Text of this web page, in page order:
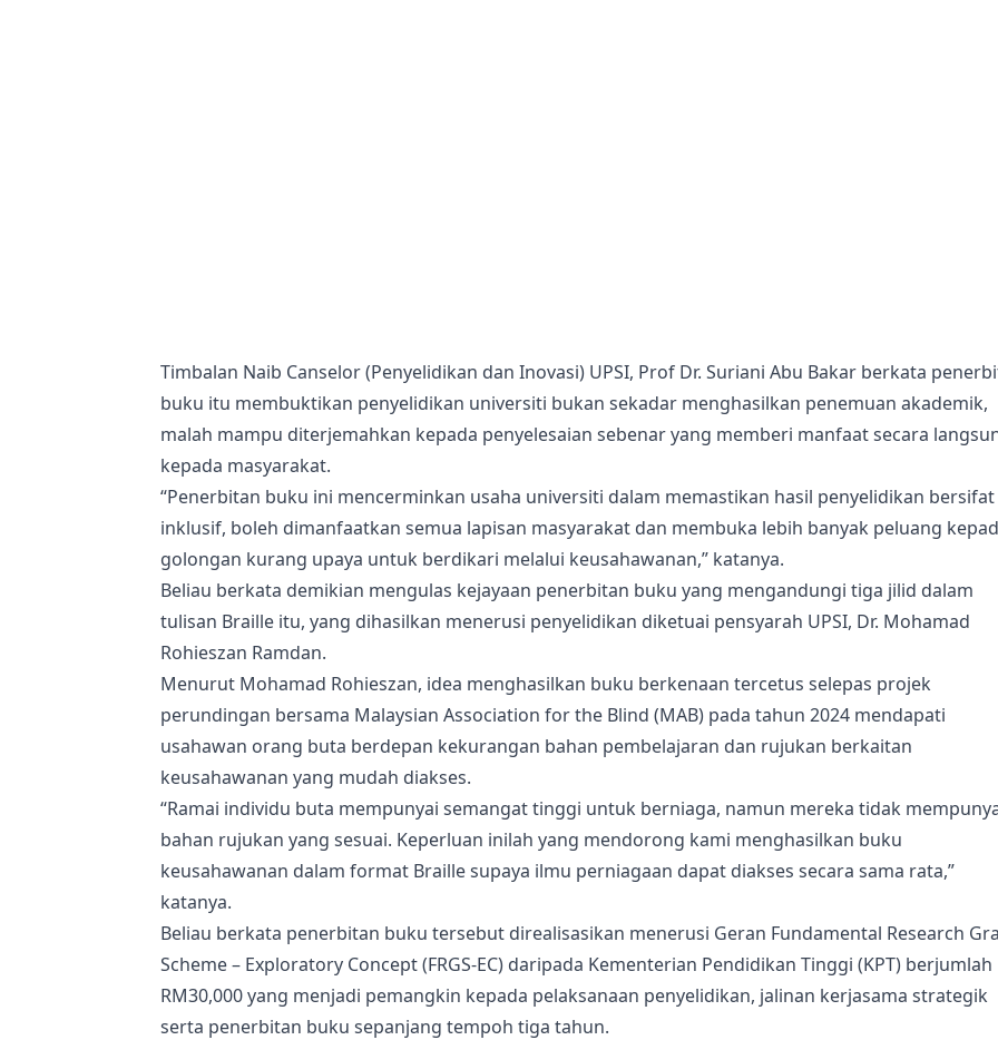
Timbalan Naib Canselor (Penyelidikan dan Inovasi) UPSI, Prof Dr. Suriani Abu Bakar berkata
buku itu membuktikan penyelidikan universiti bukan sekadar menghasilkan penemuan akademik,
malah mampu diterjemahkan kepada penyelesaian sebenar yang memberi manfaat secara
kepada masyarakat.
“Penerbitan buku ini mencerminkan usaha universiti dalam memastikan hasil penyelidikan bersifat
inklusif, boleh dimanfaatkan semua lapisan masyarakat dan membuka lebih banyak peluang
golongan kurang upaya untuk berdikari melalui keusahawanan,” katanya.
Beliau berkata demikian mengulas kejayaan penerbitan buku yang mengandungi tiga jilid dalam
tulisan Braille itu, yang dihasilkan menerusi penyelidikan diketuai pensyarah UPSI, Dr. Mohamad
Rohieszan Ramdan.
Menurut Mohamad Rohieszan, idea menghasilkan buku berkenaan tercetus selepas projek
perundingan bersama Malaysian Association for the Blind (MAB) pada tahun 2024 mendapati
usahawan orang buta berdepan kekurangan bahan pembelajaran dan rujukan berkaitan
keusahawanan yang mudah diakses.
“Ramai individu buta mempunyai semangat tinggi untuk berniaga, namun mereka tidak
bahan rujukan yang sesuai. Keperluan inilah yang mendorong kami menghasilkan buku
keusahawanan dalam format Braille supaya ilmu perniagaan dapat diakses secara sama rata,”
katanya.
Beliau berkata penerbitan buku tersebut direalisasikan menerusi Geran Fundamental Research
Scheme – Exploratory Concept (FRGS-EC) daripada Kementerian Pendidikan Tinggi (KPT) berjumlah
RM30,000 yang menjadi pemangkin kepada pelaksanaan penyelidikan, jalinan kerjasama strategik
serta penerbitan buku sepanjang tempoh tiga tahun.